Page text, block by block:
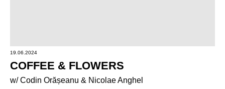
19.06.2024
COFFEE & FLOWERS
w/ Codin Orășeanu & Nicolae Anghel